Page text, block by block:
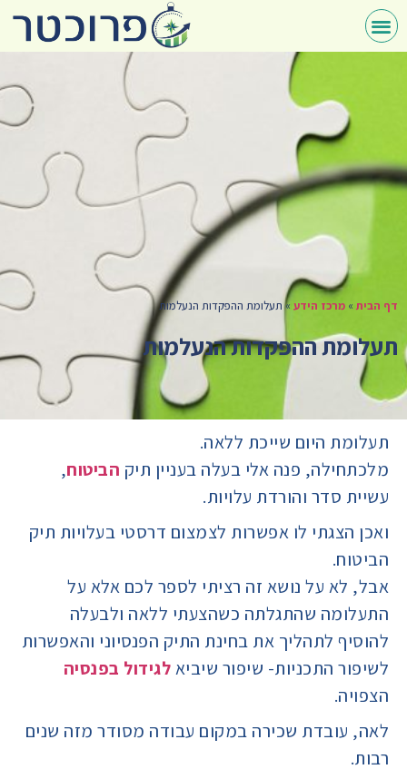
דף הבית » מרכז הידע »תעלומת ההפקדות הנעלמות
תעלומת ההפקדות הנעלמות
תעלומת היום שייכת ללאה.
מלכתחילה, פנה אלי בעלה בעניין תיק הביטוח,
עשיית סדר והורדת עלויות.
ואכן הצגתי לו אפשרות לצמצום דרסטי בעלויות תיק
הביטוח.
אבל, לא על נושא זה רציתי לספר לכם אלא על
התעלומה שהתגלתה כשהצעתי ללאה ולבעלה
להוסיף לתהליך את בחינת התיק הפנסיוני והאפשרות
לשיפור התכניות- שיפור שיביאלגידול בפנסיה
הצפויה.
לאה, עובדת שכירה במקום עבודה מסודר מזה שנים
רבות.